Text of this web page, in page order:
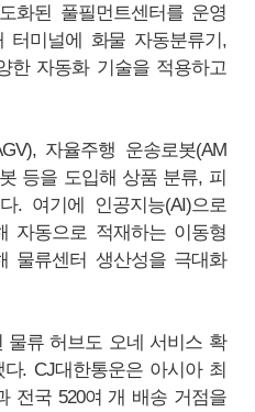
화된 풀필먼트센터를 운영
미널에 화물 자동분류기,
한 자동화 기술을 적용하고
자율주행 운송로봇(AM
등을 도입해 상품 분류, 피
. 여기에 인공지능(AI)으로
자동으로 적재하는 이동형
물류센터 생산성을 극대화
물류 허브도 오네 서비스 확
. CJ대한통운은 아시아 최
전국 520여 개 배송 거점을